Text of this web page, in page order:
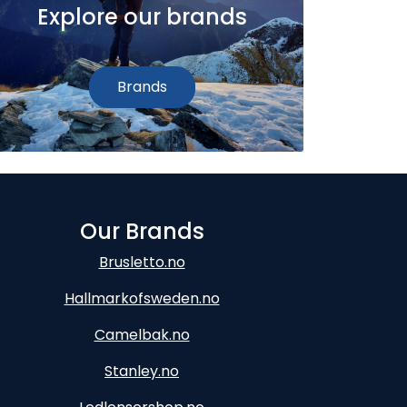
Explore our brands
Brands
Our Brands
Brusletto.no
Hallmarkofsweden.no
Camelbak.no
Stanley.no